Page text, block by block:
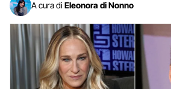
A cura di Eleonora di Nonno